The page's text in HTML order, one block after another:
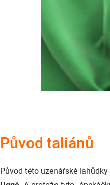
Původ taliánů
Původ této uzenářské